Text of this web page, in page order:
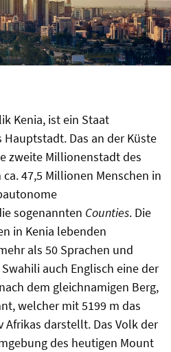
Kenia, ist ein Staat
Das an der Küste
zweite Millionenstadt des
47,5 Millionen Menschen in
sogenannten Counties. Die
in Kenia lebenden
als 50 Sprachen und
auch Englisch eine der
dem gleichnamigen Berg,
welcher mit 5199 m das
darstellt. Das Volk der
des heutigen Mount